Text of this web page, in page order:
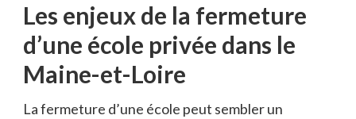
Les enjeux de la fermeture
d’une école privée dans le
Maine-et-Loire
La fermeture d’une école peut sembler un